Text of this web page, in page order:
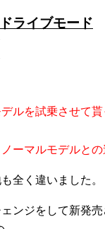
ライブモード
ルを試乗させて
ーマルモデルとの
全く違いました。
ンジをして新発